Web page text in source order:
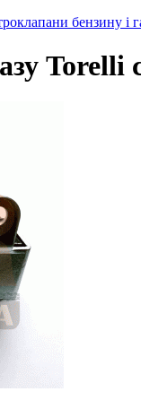
бензину і
Torelli